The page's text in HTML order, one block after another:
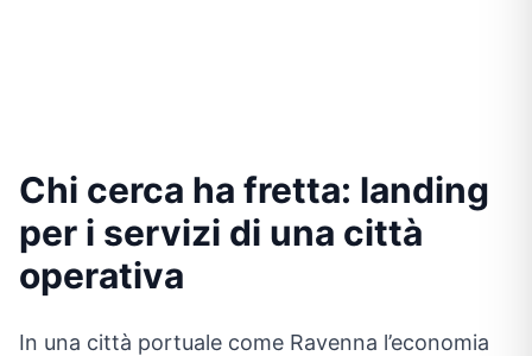
Chi cerca ha fretta: landing
per i servizi di una città
operativa
In una città portuale come Ravenna l’economia